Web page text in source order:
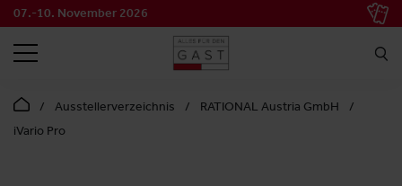
07.-10. November 2026
SUCHEN
Ausstellerverzeichnis
RATIONAL Austria GmbH
iVario Pro